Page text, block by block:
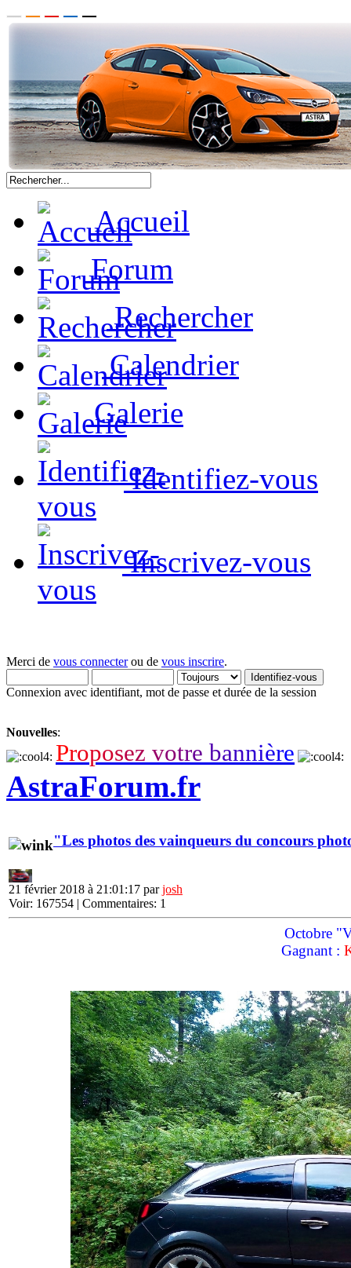
Accueil
Forum
Rechercher
Calendrier
Galerie
Identifiez-vous
Inscrivez-vous
Merci de vous connecterou de vous inscrire.
Connexion avec identifiant, mot de passe et durée de la session
Nouvelles:
Proposez votre bannière
AstraForum.fr
"Les photos des vainqueurs du concours
21 février 2018 à 21:01:17 parjosh
Voir: 167554 | Commentaires: 1
Octobre
Gagnant :